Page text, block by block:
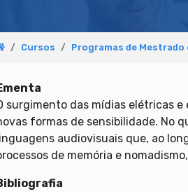
Cursos Programas de
surgimento das mídias elétricas
formas de sensibilidade. No
audiovisuais que, ao
de memória e